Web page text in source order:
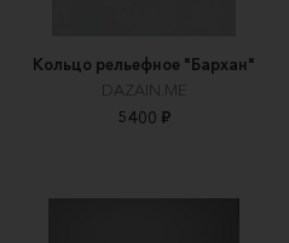
Кольцо рельефное "Бархан"
DAZAIN.ME
5400 ₽